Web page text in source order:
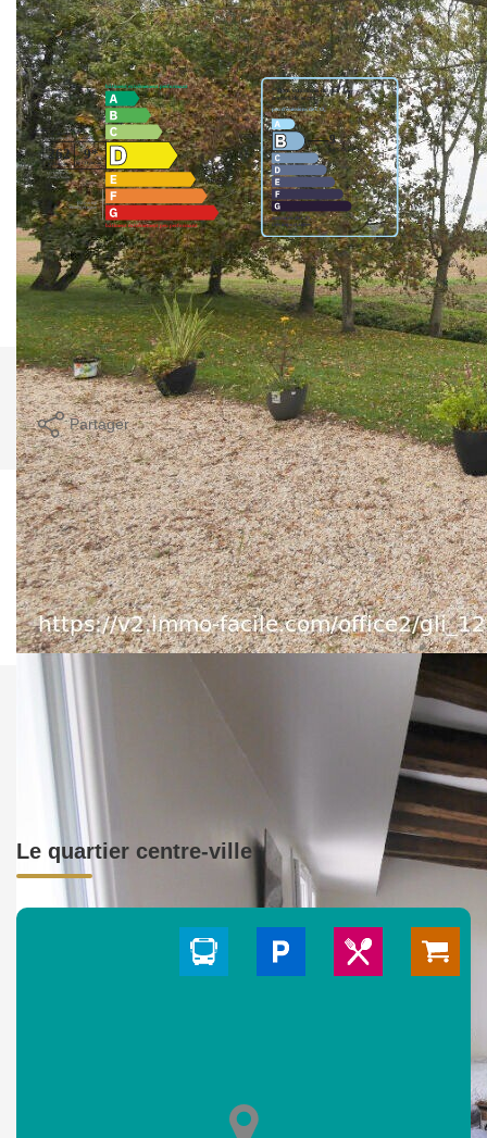
Diagnostics énergétiques
Montant estimé des dépenses annuelles d'énergie pour un
usage standard entre 640€ et 880€. indexées aux années
2021,2022 et 2023 (abonnement compris).
Imprimer
Partager Calculer mon budget
Ce bien est soumis à un diagnostic ERP (État
des Risques et Pollutions). Pour en savoir plus,
rendez-vous surhttps://www.georisques.gouv.fr/
Le quartier centre-ville